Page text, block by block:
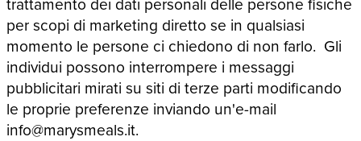
per scopi di marketing diretto se in qualsiasi
momento le persone ci chiedono di non farlo. Gli
individui possono interrompere i messaggi
pubblicitari mirati su siti di terze parti modificando
le proprie preferenze inviando un'e-mail
info@marysmeals.it.